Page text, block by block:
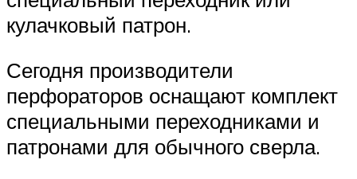
кулачковый патрон.
Сегодня производители
перфораторов оснащают комплект
специальными переходниками и
патронами для обычного сверла.